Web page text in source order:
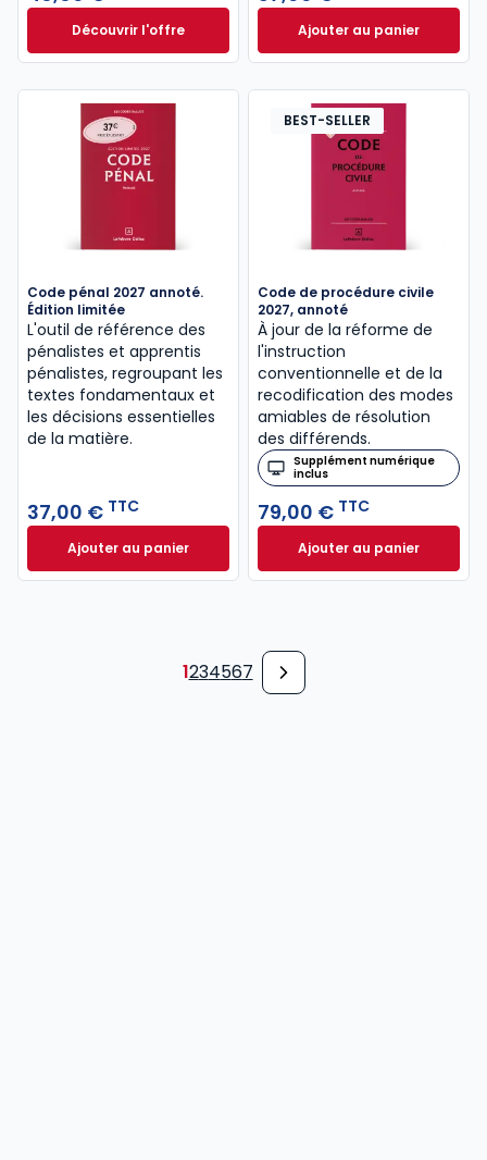
Découvrir l'offreLe guide pénal 2026. 27e éd. à partir de
Dès
Ajouter au panier
Code de
Code pénal 2027 annoté.
Édition limitée
L'outil de référence des
pénalistes et apprentis
pénalistes, regroupant les
textes fondamentaux et
les décisions essentielles
de la matière.
37,00 € TTC
Ajouter au panierCode pénal 2027 annoté. Édition limitée à 37,00 €
BEST-SELLER
Code de procédure civile
2027, annoté
À jour de la réforme de
l'instruction
conventionnelle et de la
recodification des modes
amiables de résolution
des différends.
Supplément numérique
inclus
79,00 € TTC
Ajouter au panier
Code de
1234567